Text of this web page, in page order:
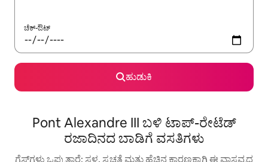
ಚೆಕ್-ಔಟ್
ಹುಡುಕಿ
Pont Alexandre III ಬಳಿ ಟಾಪ್-ರೇಟೆಡ್
ರಜಾದಿನದ ಬಾಡಿಗೆ ವಸತಿಗಳು
ಗೆಸ್ಟ್‌ಗಳು ಒಪ್ಪುತ್ತಾರೆ: ಸ್ಥಳ, ಸ್ವಚ್ಛತೆ ಮತ್ತು ಹೆಚ್ಚಿನ ಕಾರಣಕ್ಕಾಗಿ ಈ ವಾಸ್ತವ್ಯದ